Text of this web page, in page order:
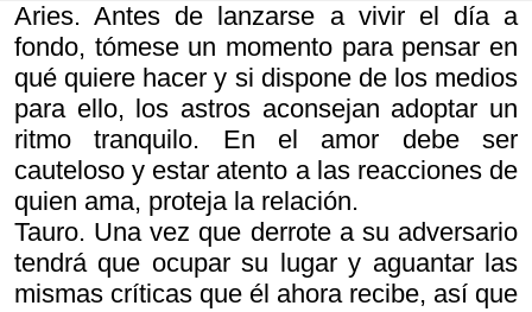
Aries. Antes de lanzarse a vivir el día a
fondo, tómese un momento para pensar en
qué quiere hacer y si dispone de los medios
para ello, los astros aconsejan adoptar un
ritmo tranquilo. En el amor debe ser
cauteloso y estar atento a las reacciones de
quien ama, proteja la relación.
Tauro. Una vez que derrote a su adversario
tendrá que ocupar su lugar y aguantar las
mismas críticas que él ahora recibe, así que